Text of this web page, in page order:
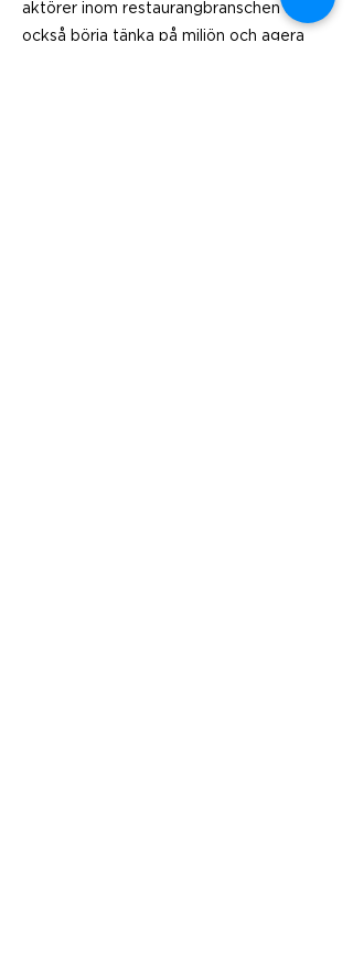
aktörer inom restaurangbranschen att
också börja tänka på miljön och agera